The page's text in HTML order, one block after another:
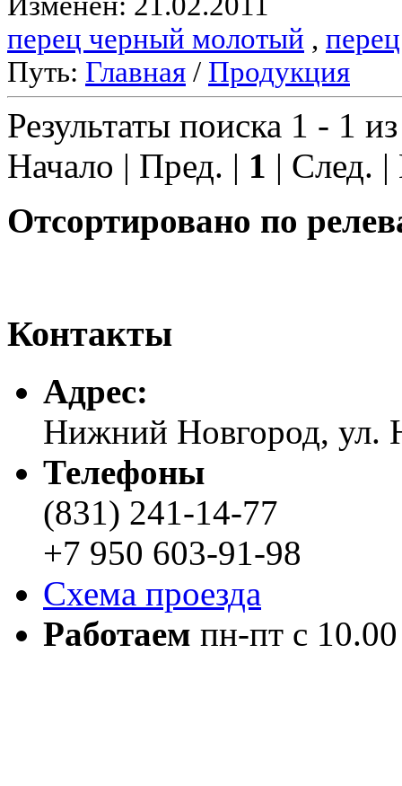
перец черный молотый , перец
Путь: Главная / Продукция
Результаты поиска 1 - 1
Начало | Пред. | 1 | След.
Отсортировано по
Контакты
Адреc:
Нижний Новгород, ул.
Телефоны
(831) 241-14-77
+7 950 603-91-98
Схема проезда
Работаем пн-пт с